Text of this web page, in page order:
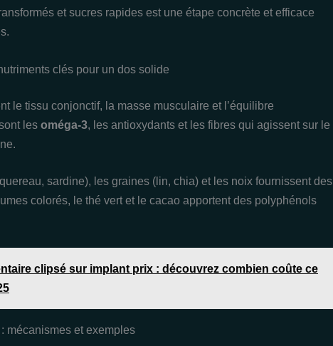
et sucres rapides est une étape concrète et efficace
clés pour un dos solide
le tissu conjonctif, la masse musculaire et l’équilibre
les oméga‑3, les antioxydants et les fibres qui agissent sur le
sardine), les graines (lin, chia) et les noix fournissent des
colorés, le thé vert et le cacao apportent des polyphénols
clipsé sur implant prix : découvrez combien coûte ce
mécanismes et exemples